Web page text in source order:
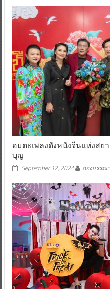
อมตะเพลงดังหนังจีนแห่งสย
บุญ
September 12, 2024 กองบรรณ